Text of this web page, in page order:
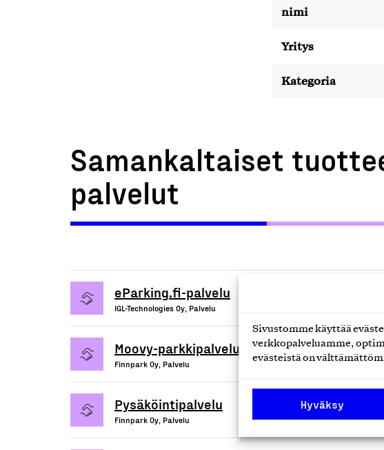
Sivustomme käyttää
verkkopalveluamme,
evästeistä on
Hyväksy
nimi
Yritys
Kategoria
Samankaltaiset
palvelut
eParking.fi-palvelu
IGL-Technologies Oy, Palvelu
Moovy-parkkipalvelu
Finnpark Oy, Palvelu
Pysäköintipalvelu
Finnpark Oy, Palvelu